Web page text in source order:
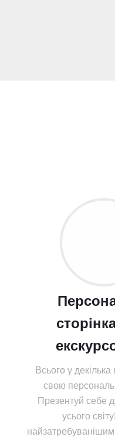
Всього у декілька
свою
Презентуй себе
усього